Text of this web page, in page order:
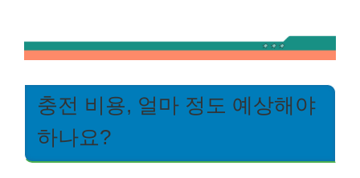
충전 비용, 얼마 정도 예상해야
하나요?